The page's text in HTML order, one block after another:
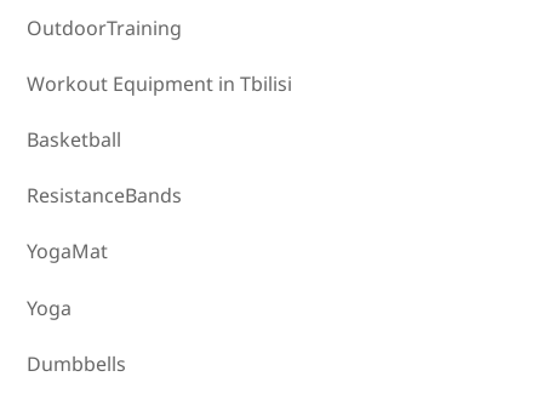
OutdoorTraining
Workout Equipment in Tbilisi
Basketball
ResistanceBands
YogaMat
Yoga
Dumbbells